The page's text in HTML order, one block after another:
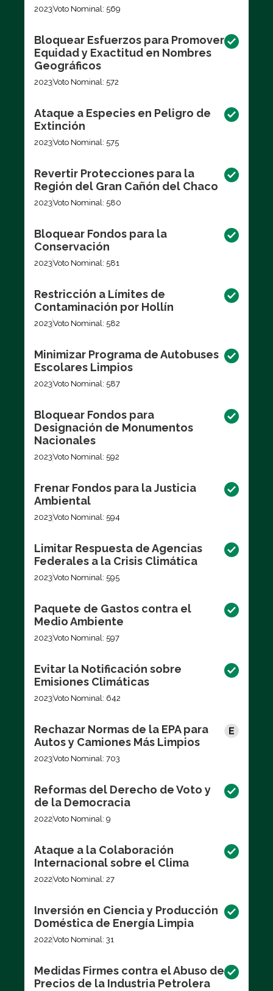
2023Voto Nominal: 569
Bloquear Esfuerzos para Promover
Equidad y Exactitud en Nombres
Geográficos
2023Voto Nominal: 572
Ataque a Especies en Peligro de
Extinción
2023Voto Nominal: 575
Revertir Protecciones para la
Región del Gran Cañón del Chaco
2023Voto Nominal: 580
Bloquear Fondos para la
Conservación
2023Voto Nominal: 581
Restricción a Límites de
Contaminación por Hollín
2023Voto Nominal: 582
Minimizar Programa de Autobuses
Escolares Limpios
2023Voto Nominal: 587
Bloquear Fondos para
Designación de Monumentos
Nacionales
2023Voto Nominal: 592
Frenar Fondos para la Justicia
Ambiental
2023Voto Nominal: 594
Limitar Respuesta de Agencias
Federales a la Crisis Climática
2023Voto Nominal: 595
Paquete de Gastos contra el
Medio Ambiente
2023Voto Nominal: 597
Evitar la Notificación sobre
Emisiones Climáticas
2023Voto Nominal: 642
Rechazar Normas de la EPA para
Autos y Camiones Más Limpios
2023Voto Nominal: 703
Reformas del Derecho de Voto y
de la Democracia
2022Voto Nominal: 9
Ataque a la Colaboración
Internacional sobre el Clima
2022Voto Nominal: 27
Inversión en Ciencia y Producción
Doméstica de Energía Limpia
2022Voto Nominal: 31
Medidas Firmes contra el Abuso de
Precios de la Industria Petrolera